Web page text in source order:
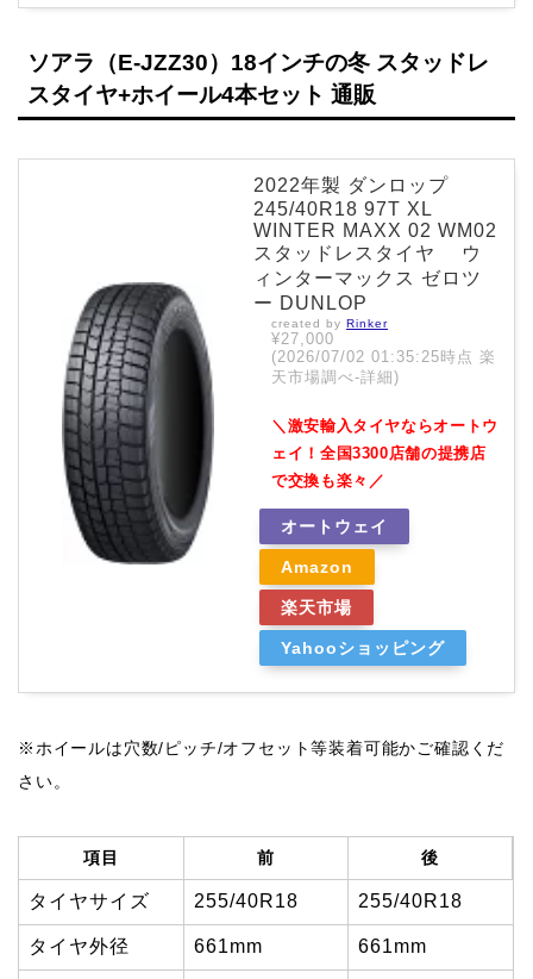
ソアラ（E-JZZ30）18インチの冬 スタッドレ
スタイヤ+ホイール4本セット 通販
2022年製 ダンロップ
245/40R18 97T XL
WINTER MAXX 02 WM02
スタッドレスタイヤ ウ
ィンターマックス ゼロツ
ー DUNLOP
created by Rinker
¥27,000
(2026/07/02 01:35:25時点 楽
天市場調べ-詳細)
＼激安輸入タイヤならオートウ
ェイ！全国3300店舗の提携店
で交換も楽々／
オートウェイ
Amazon
楽天市場
Yahooショッピング
※ホイールは穴数/ピッチ/オフセット等装着可能かご確認くだ
さい。
項目 前 後
タイヤサイズ 255/40R18 255/40R18
タイヤ外径 661mm 661mm